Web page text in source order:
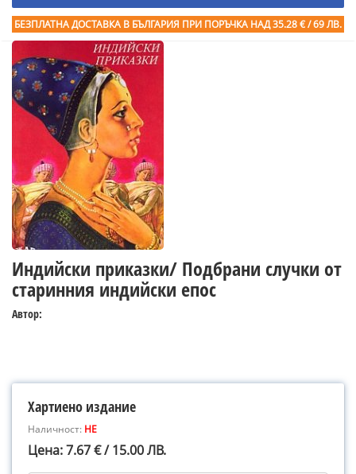
БЕЗПЛАТНА ДОСТАВКА В БЪЛГАРИЯ ПРИ ПОРЪЧКА НАД 35.28 € / 69 ЛВ.
Индийски приказки/ Подбрани случки от
старинния индийски епос
Автор:
Хартиено издание
Наличност: НЕ
Цена: 7.67 € / 15.00 ЛВ.